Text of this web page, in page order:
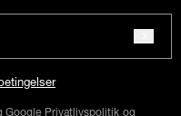
Google Privatlivspolitik og